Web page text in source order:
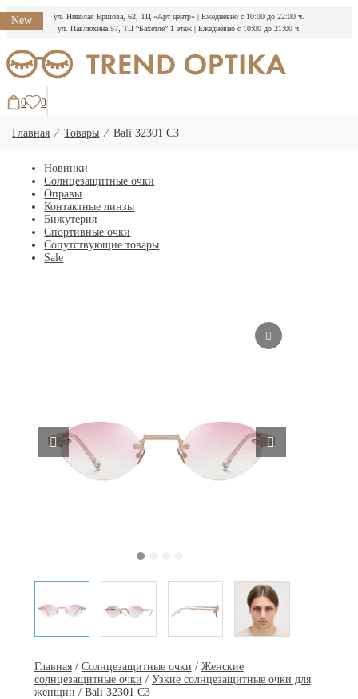
ул. Николая Ершова, 62, ТЦ «Арт центр» | Ежедневно с 10:00 до 22:00 ч.
ул. Павлюхина 57, ТЦ “Бахетле” 1 этаж | Ежедневно с 10:00 до 21:00 ч.
к
содержимому
0 0
Главная ⁄Товары ⁄Bali 32301 C3
Новинки
Солнцезащитные очки
Оправы
Контактные линзы
Бижутерия
Спортивные очки
Сопутствующие товары
Sale
New
Главная/ Солнцезащитные очки / Женские
солнцезащитные очки / Узкие солнцезащитные очки для
женщин / Bali 32301 C3